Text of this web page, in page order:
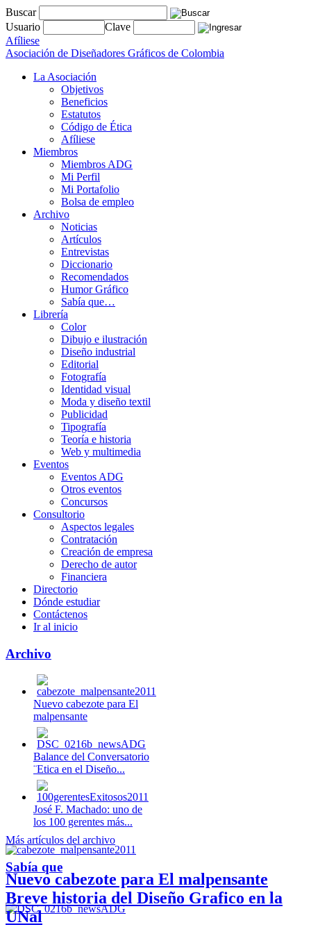
Buscar
Usuario
Clave
Afíliese
Asociación de Diseñadores Gráficos de Colombia
La Asociación
Objetivos
Beneficios
Estatutos
Código de Ética
Afíliese
Miembros
Miembros ADG
Mi Perfil
Mi Portafolio
Bolsa de empleo
Archivo
Noticias
Artículos
Entrevistas
Diccionario
Recomendados
Humor Gráfico
Sabía que…
Librería
Color
Dibujo e ilustración
Diseño industrial
Editorial
Fotografía
Identidad visual
Moda y diseño textil
Publicidad
Tipografía
Teoría e historia
Web y multimedia
Eventos
Eventos ADG
Otros eventos
Concursos
Consultorio
Aspectos legales
Contratación
Creación de empresa
Derecho de autor
Financiera
Directorio
Dónde estudiar
Contáctenos
Ir al inicio
Archivo
Nuevo cabezote para El
malpensante
Balance del Conversatorio
¨Etica en el Diseño...
José F. Machado: uno de
los 100 gerentes más...
Nuevo cabezote para El malpensante
Más artículos del archivo
Sabía que
Breve historia del Diseño Grafico en la
UNal